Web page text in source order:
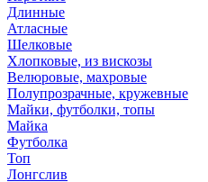
Длинные
Атласные
Шелковые
Хлопковые, из вискозы
Велюровые, махровые
Полупрозрачные, кружевные
Майки, футболки, топы
Майка
Футболка
Топ
Лонгслив